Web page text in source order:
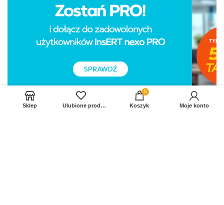
Sklep Ulubione produkty
0
Koszyk Moje konto